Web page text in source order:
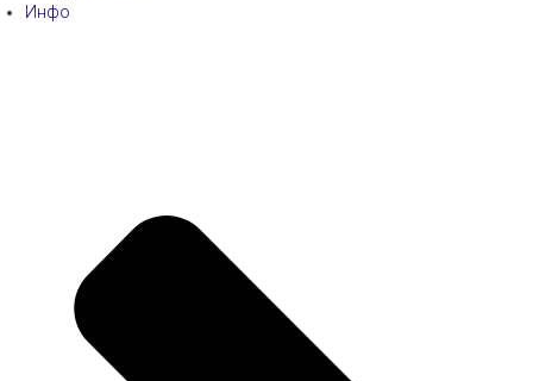
Инфо